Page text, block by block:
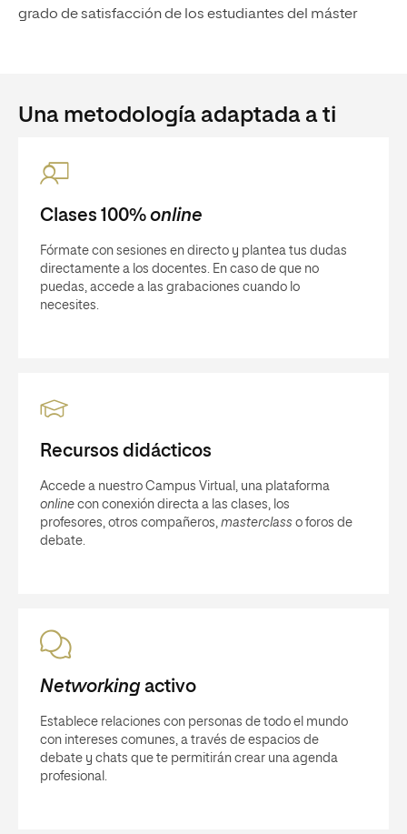
grado de satisfacción de los estudiantes del máster
Una metodología adaptada a ti
Clases 100% online
Fórmate con sesiones en directo y plantea tus dudas
directamente a los docentes. En caso de que no
puedas, accede a las grabaciones cuando lo
necesites.
Recursos didácticos
Accede a nuestro Campus Virtual, una plataforma
online con conexión directa a las clases, los
profesores, otros compañeros, masterclass o foros de
debate.
Networkingactivo
Establece relaciones con personas de todo el mundo
con intereses comunes, a través de espacios de
debate y chats que te permitirán crear una agenda
profesional.